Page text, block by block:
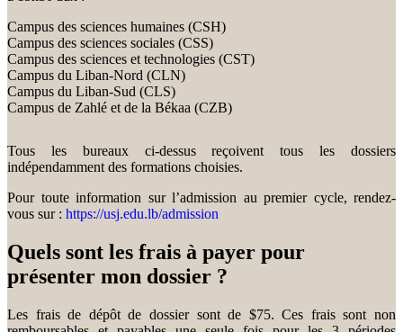
Campus des sciences humaines (CSH)
Campus des sciences sociales (CSS)
Campus des sciences et technologies (CST)
Campus du Liban-Nord (CLN)
Campus du Liban-Sud (CLS)
Campus de Zahlé et de la Békaa (CZB)
Tous les bureaux ci-dessus reçoivent tous les dossiers
indépendamment des formations choisies.
Pour toute information sur l’admission au premier cycle, rendez-
vous sur : https://usj.edu.lb/admission
Quels sont les frais à payer pour
présenter mon dossier ?
Les frais de dépôt de dossier sont de $75. Ces frais sont non